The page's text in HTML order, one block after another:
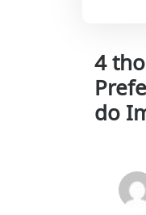
4
do